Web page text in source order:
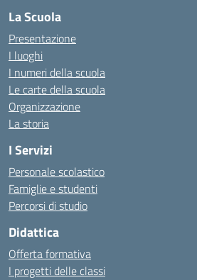
La Scuola
Presentazione
I luoghi
I numeri della scuola
Le carte della scuola
Organizzazione
La storia
I Servizi
Personale scolastico
Famiglie e studenti
Percorsi di studio
Didattica
Offerta formativa
I progetti delle classi